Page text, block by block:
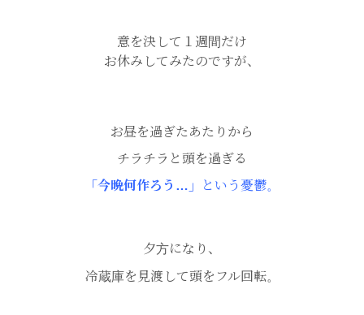
意を決して１週間だけ
お休みしてみたのですが、
お昼を過ぎたあたりから
チラチラと頭を過ぎる
「今晩何作ろう…」
という憂鬱。
夕方になり、
冷蔵庫を見渡して頭をフル回転。